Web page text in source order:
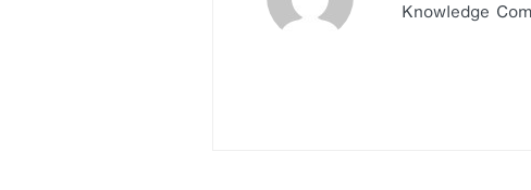
Knowledge